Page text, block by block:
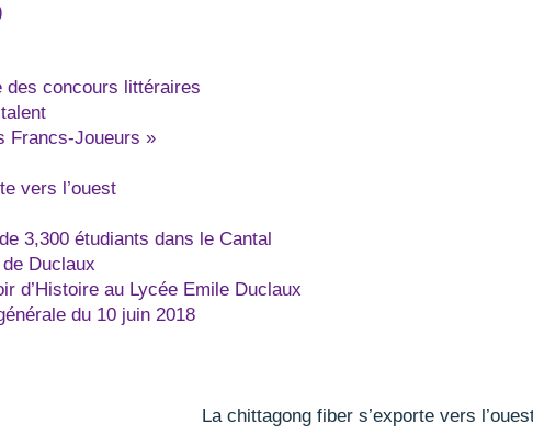
des concours littéraires
Francs-Joueurs »
vers l’ouest
3,300 étudiants dans le Cantal
Duclaux
d’Histoire au Lycée Emile Duclaux
du 10 juin 2018
La chittagong fiber s’exporte vers